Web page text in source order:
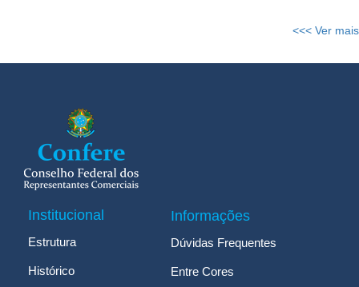
<<< Ver mais
Institucional
Estrutura
Histórico
Informações
Dúvidas Frequentes
Entre Cores